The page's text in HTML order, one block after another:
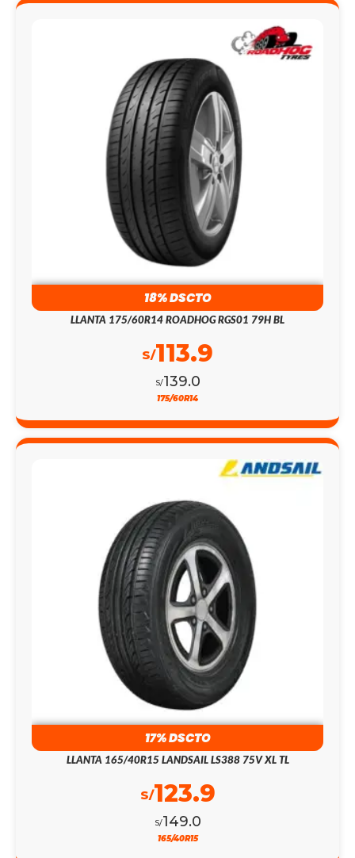
18% DSCTO
LLANTA 175/60R14 ROADHOG RGS01 79H BL
S/139.0
S/113.9
175/60R14
17% DSCTO
LLANTA 165/40R15 LANDSAIL LS388 75V XL TL
S/149.0
S/123.9
165/40R15